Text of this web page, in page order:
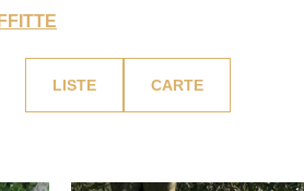
LISTE CARTE